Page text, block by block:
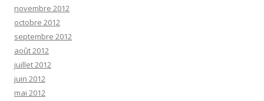
novembre 2012
octobre 2012
septembre 2012
août 2012
juillet 2012
juin 2012
mai 2012